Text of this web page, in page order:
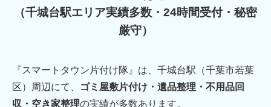
（千城台駅エリア実績多数・24時間受付・秘密
厳守）
『スマートタウン片付け隊』は、千城台駅（千葉市若葉
区）周辺にて、
ゴミ屋敷片付け・遺品整理・不用品回
収・空き家整理の実績が多数あります。